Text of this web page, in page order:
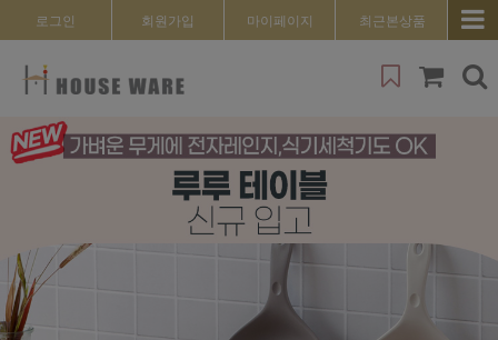
로그인 회원가입 마이페이지 최근본상품